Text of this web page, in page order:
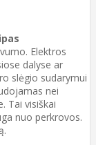
Elektros
dalyse ar
slėgio sudarymui
nei
Tai visiškai
nuo perkrovos.